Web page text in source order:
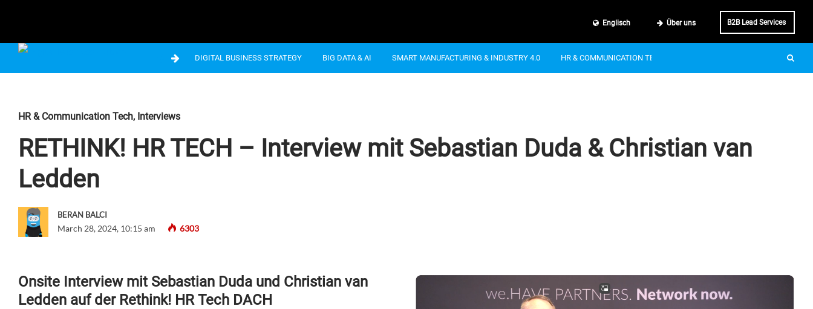
Englisch Über uns B2B Lead Services
DIGITAL BUSINESS STRATEGY BIG DATA & AI SMART MANUFACTURING & INDUSTRY 4.0 HR & COMMUNICATION TECH IT &
HR & Communication Tech, Interviews
RETHINK! HR TECH – Interview mit Sebastian Duda & Christian van
Ledden
BERAN BALCI
March 28, 2024, 10:15 am 6303
Onsite Interview mit Sebastian Duda und Christian van
Ledden auf der Rethink! HR Tech DACH